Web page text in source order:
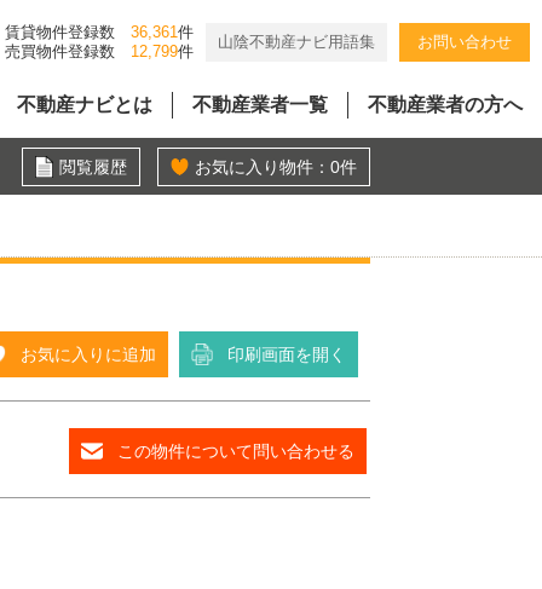
賃貸物件登録数 36,361件
売買物件登録数
12,799件
山陰不動産ナビ用語集 お問い合わせ
不動産ナビとは 不動産業者一覧 不動産業者の方へ
閲覧履歴 お気に入り物件： 0件
お気に入りに追加 印刷画面を開く
この物件について問い合わせる